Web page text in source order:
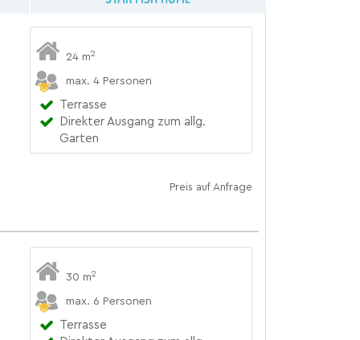
24 m2
max. 4 Personen
Terrasse
Direkter Ausgang zum allg.
Garten
Preis auf Anfrage
30 m2
max. 6 Personen
Terrasse